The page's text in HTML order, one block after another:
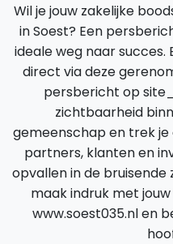
Wil je jouw zakelijke
in Soest? Een
ideale weg naar succes.
direct via deze
persbericht op
zichtbaarheid
gemeenschap en trek
partners, klanten en
opvallen in de bruisende
maak indruk met
www.soest035.nl en